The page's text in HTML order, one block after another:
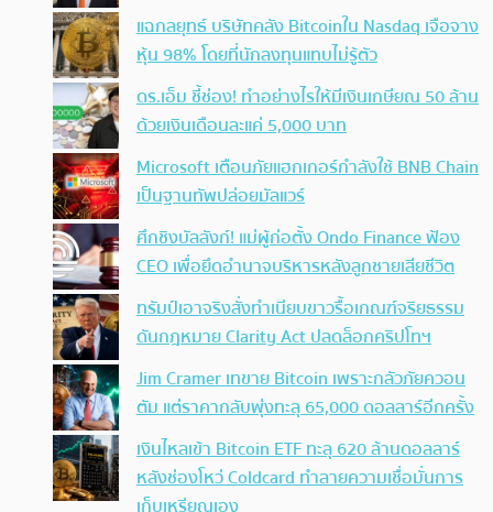
แฉกลยุทธ์ บริษัทคลัง Bitcoinใน Nasdaq เจือจาง
หุ้น 98% โดยที่นักลงทุนแทบไม่รู้ตัว
ดร.เอ็ม ชี้ช่อง! ทำอย่างไรให้มีเงินเกษียณ 50 ล้าน
ด้วยเงินเดือนละแค่ 5,000 บาท
Microsoft เตือนภัยแฮกเกอร์กำลังใช้ BNB Chain
เป็นฐานทัพปล่อยมัลแวร์
ศึกชิงบัลลังก์! แม่ผู้ก่อตั้ง Ondo Finance ฟ้อง
CEO เพื่อยึดอำนาจบริหารหลังลูกชายเสียชีวิต
ทรัมป์เอาจริง สั่งทำเนียบขาวรื้อเกณฑ์จริยธรรม
ดันกฎหมาย Clarity Act ปลดล็อกคริปโทฯ
Jim Cramer เทขาย Bitcoin เพราะกลัวภัยควอน
ตัม แต่ราคากลับพุ่งทะลุ 65,000 ดอลลาร์อีกครั้ง
เงินไหลเข้า Bitcoin ETF ทะลุ 620 ล้านดอลลาร์
หลังช่องโหว่ Coldcard ทำลายความเชื่อมั่นการ